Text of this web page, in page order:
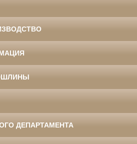
ДЕПАРТАМЕНТА